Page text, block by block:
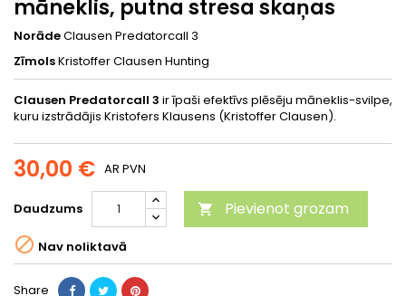
māneklis, putna stresa skaņas
NorādeClausen Predatorcall 3
ZīmolsKristoffer Clausen Hunting
Clausen Predatorcall 3 ir īpaši efektīvs plēsēju māneklis-svilpe,
kuru izstrādājis Kristofers Klausens (Kristoffer Clausen).
30,00 € AR PVN
Daudzums  Pievienot grozam
 Nav noliktavā
Share